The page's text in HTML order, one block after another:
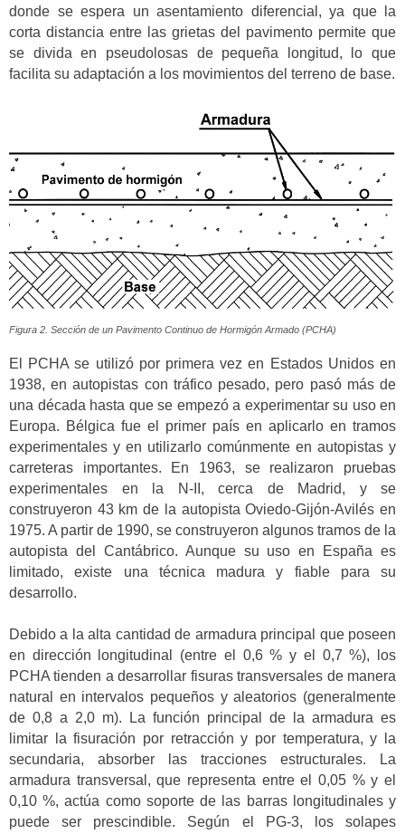
donde se espera un asentamiento diferencial, ya que la
corta distancia entre las grietas del pavimento permite que
se divida en pseudolosas de pequeña longitud, lo que
facilita su adaptación a los movimientos del terreno de base.
Figura 2. Sección de un Pavimento Continuo de Hormigón Armado (PCHA)
El PCHA se utilizó por primera vez en Estados Unidos en
1938, en autopistas con tráfico pesado, pero pasó más de
una década hasta que se empezó a experimentar su uso en
Europa. Bélgica fue el primer país en aplicarlo en tramos
experimentales y en utilizarlo comúnmente en autopistas y
carreteras importantes. En 1963, se realizaron pruebas
experimentales en la N-II, cerca de Madrid, y se
construyeron 43 km de la autopista Oviedo-Gijón-Avilés en
1975. A partir de 1990, se construyeron algunos tramos de la
autopista del Cantábrico. Aunque su uso en España es
limitado, existe una técnica madura y fiable para su
desarrollo.
Debido a la alta cantidad de armadura principal que poseen
en dirección longitudinal (entre el 0,6 % y el 0,7 %), los
PCHA tienden a desarrollar fisuras transversales de manera
natural en intervalos pequeños y aleatorios (generalmente
de 0,8 a 2,0 m). La función principal de la armadura es
limitar la fisuración por retracción y por temperatura, y la
secundaria, absorber las tracciones estructurales. La
armadura transversal, que representa entre el 0,05 % y el
0,10 %, actúa como soporte de las barras longitudinales y
puede ser prescindible. Según el PG-3, los solapes